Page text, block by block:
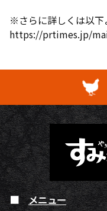
※さらに詳しくは以下
https://prtimes.jp/
メニュー